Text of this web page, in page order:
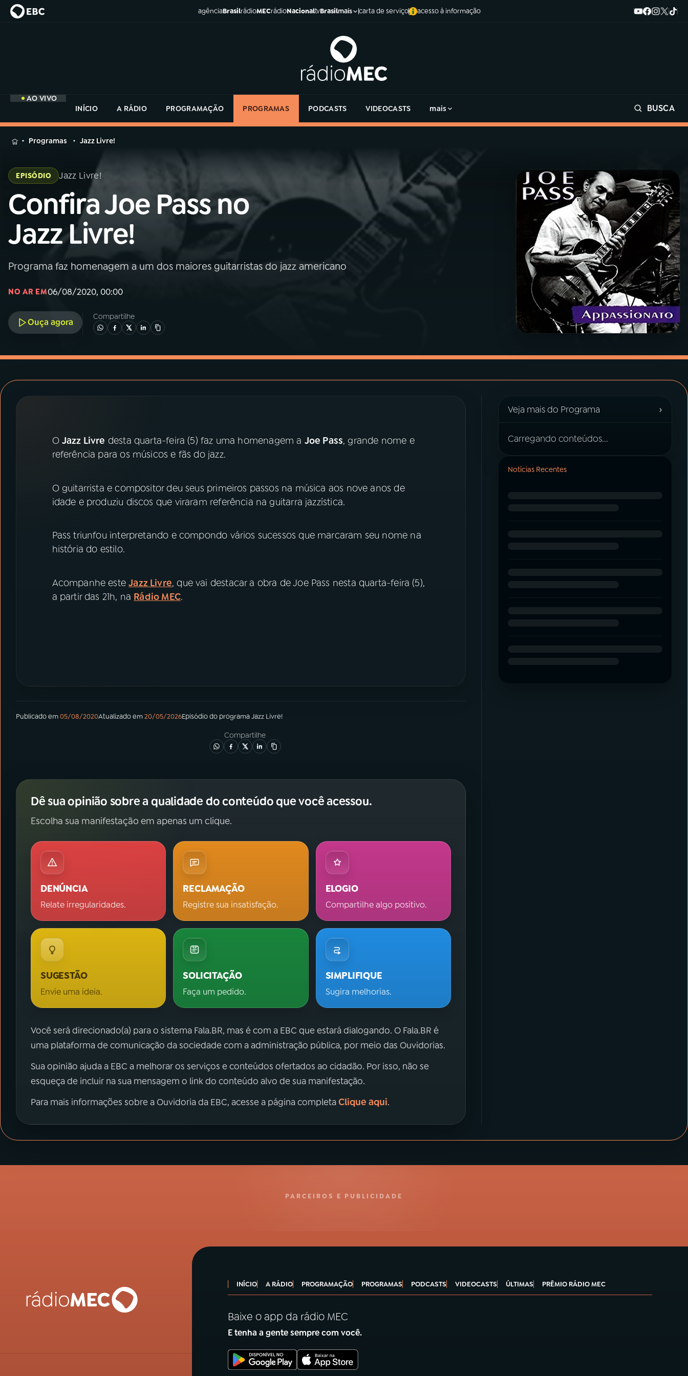
agênciaBrasilrádioMECrádioNacionaltvBrasilmais carta de serviço acesso à informação
AO VIVO
INÍCIO
A RÁDIO PROGRAMAÇÃO PROGRAMAS PODCASTS VIDEOCASTS mais BUSCA
MENU
Buscar
na
Rádio
MEC
02A RÁDIO
03PROGRAMAÇÃO
04PROGRAMAS
ÚLTIMAS
PRÊMIO RÁDIO MEC
ACOMPANHE A RÁDIO MEC
YouTube
Instagram
na
Rádio
Programas Jazz Livre!
EPISÓDIO Jazz Livre!
Confira Joe Pass no
Jazz Livre!
Programa faz homenagem a um dos maiores guitarristas do jazz americano
NO AR EM06/08/2020, 00:00
Ouça agora
Compartilhe
O Jazz Livre desta quarta-feira (5) faz uma homenagem a Joe Pass, grande nome e
referência para os músicos e fãs do jazz.
O guitarrista e compositor deu seus primeiros passos na música aos nove anos de
idade e produziu discos que viraram referência na guitarra jazzística.
Pass triunfou interpretando e compondo vários sucessos que marcaram seu nome na
história do estilo.
Acompanhe esteJazz Livre, que vai destacar a obra de Joe Pass nesta quarta-feira (5),
a partir das 21h, na Rádio MEC.
Publicado em05/08/2020Atualizado em20/05/2026Episódiodo programaJazz Livre!
Compartilhe
Dê sua opinião sobre a qualidade do conteúdo que você acessou.
Escolha sua manifestação em apenas um clique.
DENÚNCIA
Relate irregularidades.
RECLAMAÇÃO
Registre sua insatisfação.
ELOGIO
Compartilhe algo positivo.
SUGESTÃO
Envie uma ideia.
SOLICITAÇÃO
Faça um pedido.
SIMPLIFIQUE
Sugira melhorias.
Você será direcionado(a) para o sistema Fala.BR, mas é com a EBC que estará dialogando. O Fala.BR é
uma plataforma de comunicação da sociedade com a administração pública, por meio das Ouvidorias.
Sua opinião ajuda a EBC a melhorar os serviços e conteúdos ofertados ao cidadão. Por isso, não se
esqueça de incluir na sua mensagem o link do conteúdo alvo de sua manifestação.
Para mais informações sobre a Ouvidoria da EBC, acesse a página completaClique aqui.
Veja mais do Programa ›
Carregando conteúdos...
Notícias Recentes
PARCEIROS E PUBLICIDADE
INÍCIO A RÁDIO PROGRAMAÇÃO PROGRAMAS PODCASTS VIDEOCASTS ÚLTIMAS PRÊMIO RÁDIO MEC
Baixe o app da rádio MEC
E tenha a gente sempre com você.